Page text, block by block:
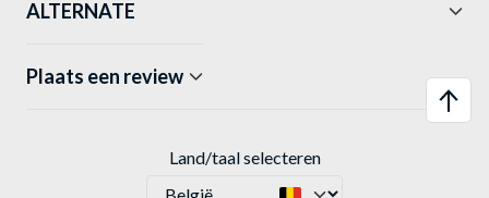
ALTERNATE
Plaats een review
Land/taal selecteren